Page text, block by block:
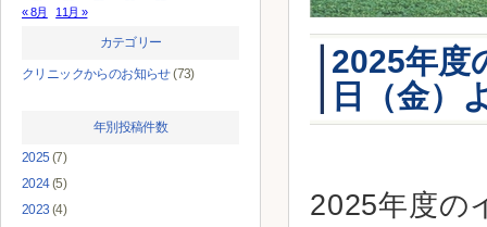
« 8月
11月 »
カテゴリー
クリニックからのお知らせ(73)
年別投稿件数
2025 (7)
2024(5)
2023 (4)
2025年度
日（金）
2025年度の